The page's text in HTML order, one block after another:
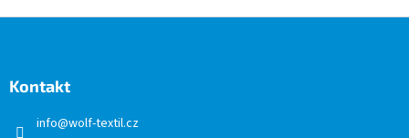
Kontakt
info@wolf-textil.cz